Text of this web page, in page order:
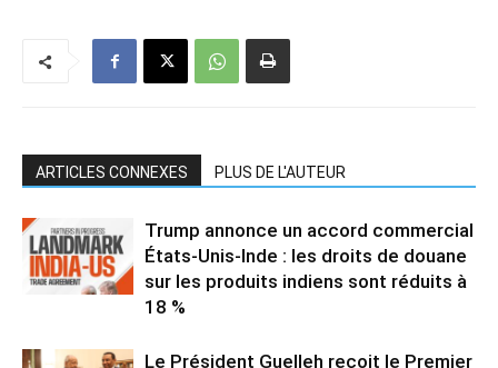
ARTICLES CONNEXES PLUS DE L'AUTEUR
Trump annonce un accord commercial
États-Unis-Inde : les droits de douane
sur les produits indiens sont réduits à
18 %
Le Président Guelleh reçoit le Premier